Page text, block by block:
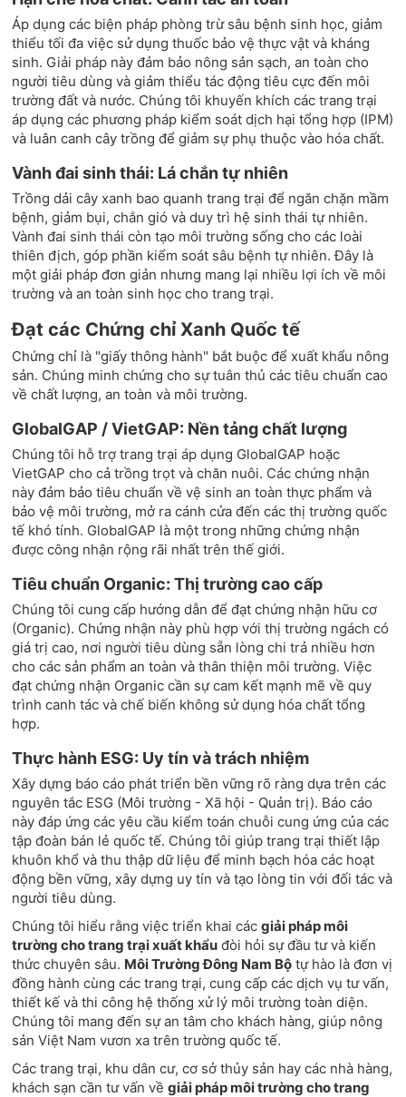
Áp dụng các biện pháp phòng trừ sâu bệnh sinh học, giảm
thiểu tối đa việc sử dụng thuốc bảo vệ thực vật và kháng
sinh. Giải pháp này đảm bảo nông sản sạch, an toàn cho
người tiêu dùng và giảm thiểu tác động tiêu cực đến môi
trường đất và nước. Chúng tôi khuyến khích các trang trại
áp dụng các phương pháp kiểm soát dịch hại tổng hợp (IPM)
và luân canh cây trồng để giảm sự phụ thuộc vào hóa chất.
Vành đai sinh thái: Lá chắn tự nhiên
Trồng dải cây xanh bao quanh trang trại để ngăn chặn mầm
bệnh, giảm bụi, chắn gió và duy trì hệ sinh thái tự nhiên.
Vành đai sinh thái còn tạo môi trường sống cho các loài
thiên địch, góp phần kiểm soát sâu bệnh tự nhiên. Đây là
một giải pháp đơn giản nhưng mang lại nhiều lợi ích về môi
trường và an toàn sinh học cho trang trại.
Đạt các Chứng chỉ Xanh Quốc tế
Chứng chỉ là "giấy thông hành" bắt buộc để xuất khẩu nông
sản. Chúng minh chứng cho sự tuân thủ các tiêu chuẩn cao
về chất lượng, an toàn và môi trường.
GlobalGAP / VietGAP: Nền tảng chất lượng
Chúng tôi hỗ trợ trang trại áp dụng GlobalGAP hoặc
VietGAP cho cả trồng trọt và chăn nuôi. Các chứng nhận
này đảm bảo tiêu chuẩn về vệ sinh an toàn thực phẩm và
bảo vệ môi trường, mở ra cánh cửa đến các thị trường quốc
tế khó tính. GlobalGAP là một trong những chứng nhận
được công nhận rộng rãi nhất trên thế giới.
Tiêu chuẩn Organic: Thị trường cao cấp
Chúng tôi cung cấp hướng dẫn để đạt chứng nhận hữu cơ
(Organic). Chứng nhận này phù hợp với thị trường ngách có
giá trị cao, nơi người tiêu dùng sẵn lòng chi trả nhiều hơn
cho các sản phẩm an toàn và thân thiện môi trường. Việc
đạt chứng nhận Organic cần sự cam kết mạnh mẽ về quy
trình canh tác và chế biến không sử dụng hóa chất tổng
hợp.
Thực hành ESG: Uy tín và trách nhiệm
Xây dựng báo cáo phát triển bền vững rõ ràng dựa trên các
nguyên tắc ESG (Môi trường - Xã hội - Quản trị). Báo cáo
này đáp ứng các yêu cầu kiểm toán chuỗi cung ứng của các
tập đoàn bán lẻ quốc tế. Chúng tôi giúp trang trại thiết lập
khuôn khổ và thu thập dữ liệu để minh bạch hóa các hoạt
động bền vững, xây dựng uy tín và tạo lòng tin với đối tác và
người tiêu dùng.
Chúng tôi hiểu rằng việc triển khai cácgiải pháp môi
trường cho trang trại xuất khẩu đòi hỏi sự đầu tư và kiến
thức chuyên sâu. Môi Trường Đông Nam Bộ tự hào là đơn vị
đồng hành cùng các trang trại, cung cấp các dịch vụ tư vấn,
thiết kế và thi công hệ thống xử lý môi trường toàn diện.
Chúng tôi mang đến sự an tâm cho khách hàng, giúp nông
sản Việt Nam vươn xa trên trường quốc tế.
Các trang trại, khu dân cư, cơ sở thủy sản hay các nhà hàng,
khách sạn cần tư vấn vềgiải pháp môi trường cho trang